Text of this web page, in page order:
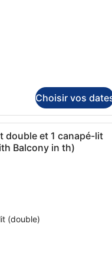
Choisir vos
Une chambre d’hôtel
double et 1 canapé-lit
Balcony in th)
(double)